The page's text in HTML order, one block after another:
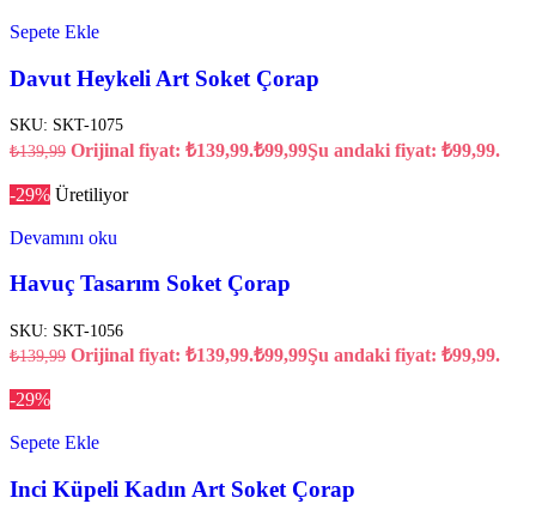
Sepete Ekle
Davut Heykeli Art Soket Çorap
SKU: SKT-1075
₺139,99 Orijinal fiyat: ₺139,99.₺99,99Şu andaki fiyat: ₺99,99.
-29% Üretiliyor
Devamını oku
Havuç Tasarım Soket Çorap
SKU: SKT-1056
₺139,99 Orijinal fiyat: ₺139,99.₺99,99Şu andaki fiyat: ₺99,99.
-29%
Sepete Ekle
Inci Küpeli Kadın Art Soket Çorap